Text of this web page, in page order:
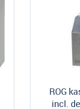
ROG
incl.